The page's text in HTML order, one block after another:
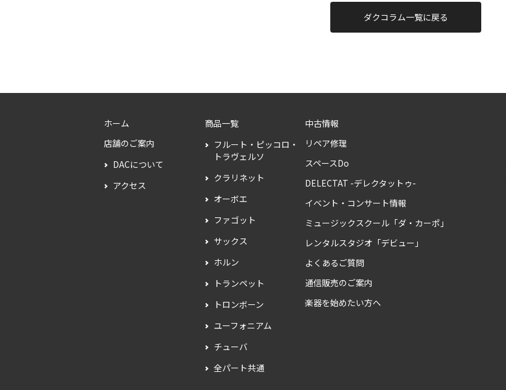
ダクコラム一覧に戻る
ホーム
店舗のご案内
DACについて
アクセス
商品一覧
フルート・ピッコロ・
トラヴェルソ
クラリネット
オーボエ
ファゴット
サックス
ホルン
トランペット
トロンボーン
ユーフォニアム
チューバ
全パート共通
中古情報
リペア修理
スペースDo
DELECTAT -デレクタットゥ-
イベント・コンサート情報
ミュージックスクール「ダ・カーポ」
レンタルスタジオ「デビュー」
よくあるご質問
通信販売のご案内
楽器を始めたい方へ